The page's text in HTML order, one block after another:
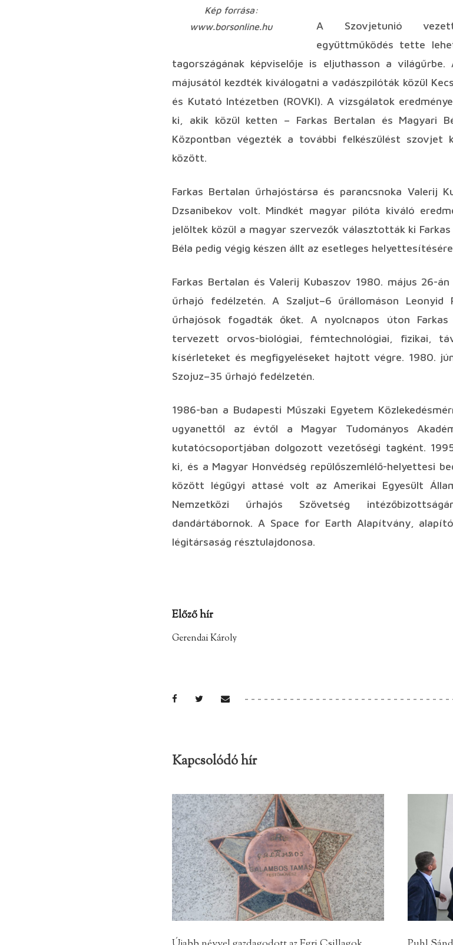
Kép forrása:
www.borsonline.hu
A Szovjetunió
együttműködés tette
tagországának képviselője is eljuthasson a
májusától kezdték kiválogatni a vadászpilóták közül
és Kutató Intézetben (ROVKI). A vizsgálatok
ki, akik közül ketten – Farkas Bertalan és Magyari
Központban végezték a további felkészülést szovjet
között.
Farkas Bertalan űrhajóstársa és parancsnoka Valerij
Dzsanibekov volt. Mindkét magyar pilóta kiváló
jelöltek közül a magyar szervezők választották ki
Béla pedig végig készen állt az esetleges
Farkas Bertalan és Valerij Kubaszov 1980. május 26-
űrhajó fedélzetén. A Szaljut–6 űrállomáson
űrhajósok fogadták őket. A nyolcnapos úton
tervezett orvos-biológiai, fémtechnológiai, fizikai,
kísérleteket és megfigyeléseket hajtott végre. 1980.
Szojuz–35 űrhajó fedélzetén.
1986-ban a Budapesti Műszaki Egyetem
ugyanettől az évtől a Magyar Tudományos
kutatócsoportjában dolgozott vezetőségi tagként.
ki, és a Magyar Honvédség repülőszemlélő-helyettesi
között légügyi attasé volt az Amerikai Egyesült
Nemzetközi űrhajós Szövetség
dandártábornok. A Space for Earth Alapítvány,
légitársaság résztulajdonosa.
Előző hír
Gerendai Károly
Kapcsolódó hír